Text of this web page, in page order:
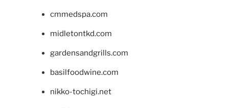
cmmedspa.com
midletontkd.com
gardensandgrills.com
basilfoodwine.com
nikko-tochigi.net